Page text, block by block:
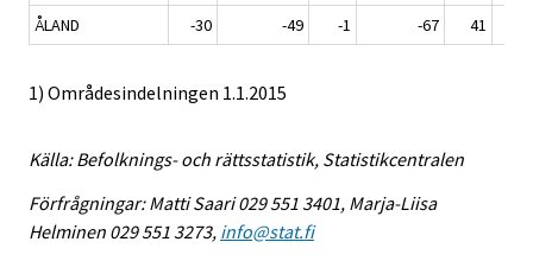
ÅLAND
-30 -49 -1 -67 41
1) Områdesindelningen 1.1.2015
Källa: Befolknings- och rättsstatistik, Statistikcentralen
Förfrågningar: Matti Saari 029 551 3401, Marja-Liisa
Helminen 029 551 3273, info@stat.fi